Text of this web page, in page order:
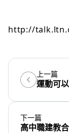
http://
上一篇
運動可
下一篇
高中職建教